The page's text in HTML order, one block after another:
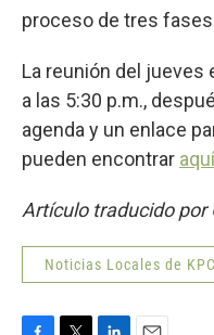
proceso de tres
La reunión del
a las 5:30 p.m.,
agenda y un enlace
pueden encontrar aquí
Artículo traducido por
Noticias Locales de